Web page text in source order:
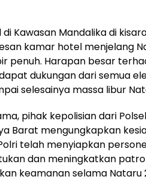
Kawasan Mandalika di
kamar hotel menjelang
penuh. Harapan besar
dukungan dari semua
selesainya massa libur
pihak kepolisian dari
Barat mengungkapkan
telah menyiapkan
dan meningkatkan
keamanan selama Nataru